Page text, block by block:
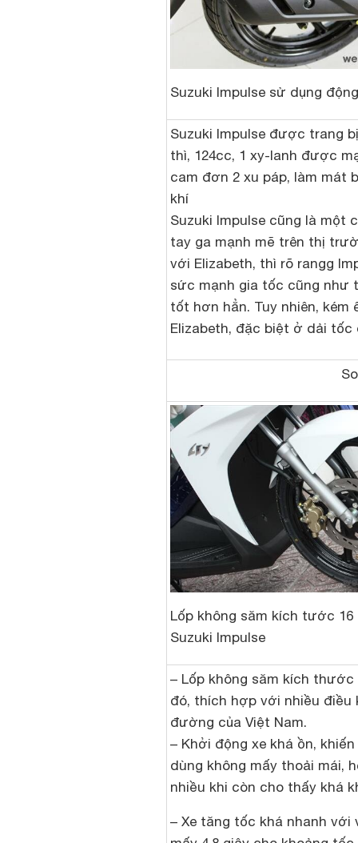
Suzuki Impulse sử dụng
Suzuki Impulse được trang
thì, 124cc, 1 xy-lanh được
cam đơn 2 xu páp, làm mát
khí
Suzuki Impulse cũng là một
tay ga mạnh mẽ trên thị
với Elizabeth, thì rõ rangg
sức mạnh gia tốc cũng như
tốt hơn hẳn. Tuy nhiên, kém
Elizabeth, đặc biệt ở dải tốc
Lốp không săm kích tước 16
Suzuki Impulse
– Lốp không săm kích thước
đó, thích hợp với nhiều điều
đường của Việt Nam.
– Khởi động xe khá ồn,
dùng không mấy thoải mái,
nhiều khi còn cho thấy khá
– Xe tăng tốc khá nhanh với